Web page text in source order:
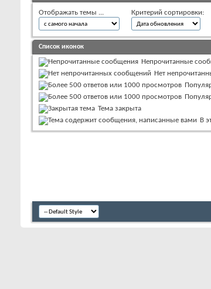
Отображать темы ... Критерий сортировки:
Список иконок
Непрочитанные
Нет
Тема закрыта
В